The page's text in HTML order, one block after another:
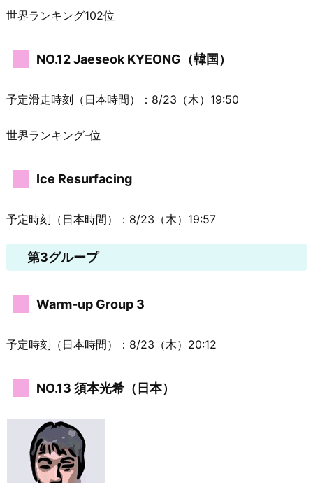
世界ランキング102位
NO.12 Jaeseok KYEONG（韓国）
予定滑走時刻（日本時間）：8/23（木）19:50
世界ランキング-位
Ice Resurfacing
予定時刻（日本時間）：8/23（木）19:57
第3グループ
Warm-up Group 3
予定時刻（日本時間）：8/23（木）20:12
NO.13 須本光希（日本）